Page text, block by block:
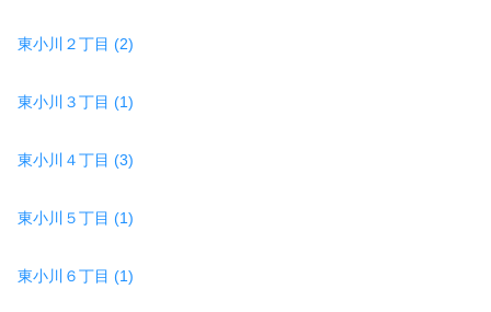
東小川２丁目 (2)
東小川３丁目 (1)
東小川４丁目 (3)
東小川５丁目 (1)
東小川６丁目 (1)